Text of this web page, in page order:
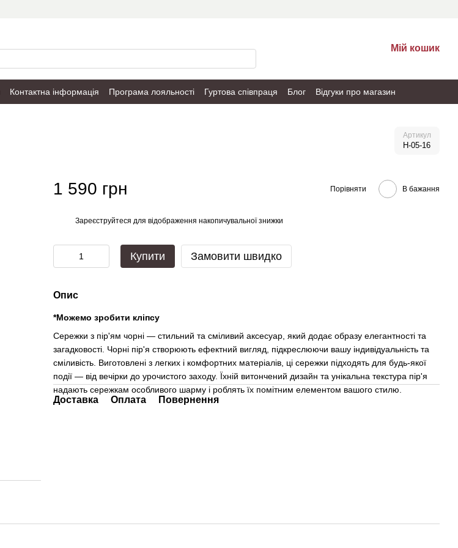
Мій кошик
Контактна інформація Програма лояльності Гуртова співпраця Блог
Відгуки про магазин
Артикул
H-05-16
1 590 грн Порівняти В бажання
Зареєструйтеся для відображення накопичувальної знижки
Купити Замовити швидко
Опис
*Можемо зробити кліпсу
Сережки з пір'ям чорні — стильний та сміливий аксесуар, який додає образу елегантності та
загадковості. Чорні пір'я створюють ефектний вигляд, підкреслюючи вашу індивідуальність та
сміливість. Виготовлені з легких і комфортних матеріалів, ці сережки підходять для будь-якої
події — від вечірки до урочистого заходу. Їхній витончений дизайн та унікальна текстура пір'я
надають сережкам особливого шарму і роблять їх помітним елементом вашого стилю.
Доставка Оплата Повернення